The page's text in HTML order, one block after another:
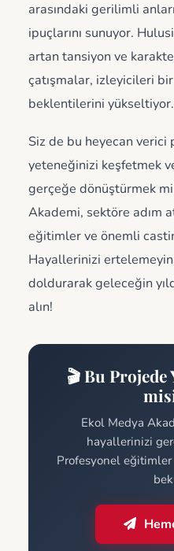
arasındaki gerilimli
ipuçlarını sunuyor.
artan tansiyon ve
çatışmalar, izleyicileri
beklentilerini yükseltiyor.
Siz de bu heyecan
yeteneğinizi keşfetmek
gerçeğe dönüştürmek
Akademi, sektöre adım
eğitimler ve önemli
Hayallerinizi
doldurarak geleceğin
alın!
🎬 Bu
Ekol Medya
hayallerinizi
Profesyonel eğitimler